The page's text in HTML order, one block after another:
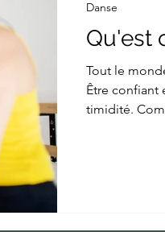
Qu'est
Tout le
Être confiant
timidité.
Danse